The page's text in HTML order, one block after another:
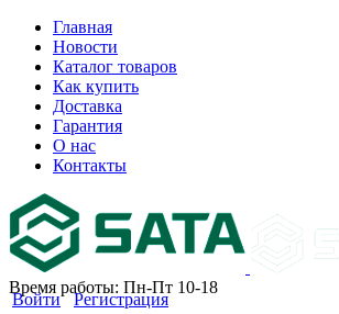
Главная
Новости
Каталог товаров
Как купить
Доставка
Гарантия
О нас
Контакты
Время работы: Пн-Пт 10-18
Войти Регистрация